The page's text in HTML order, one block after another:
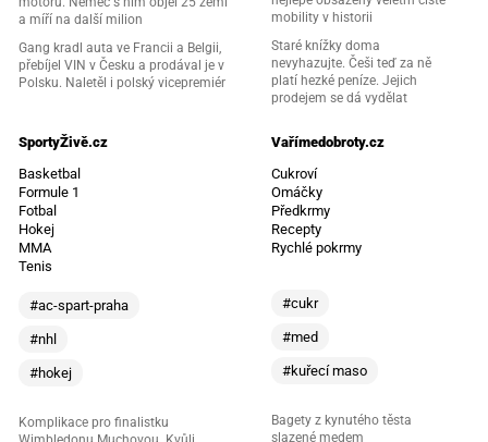
a míří na další milion
Gang kradl auta ve Francii a Belgii,
přebíjel VIN v Česku a prodával je v
Polsku. Naletěl i polský vicepremiér
mobility v historii
Staré knížky doma
nevyhazujte. Češi teď za ně
platí hezké peníze. Jejich
prodejem se dá vydělat
SportyŽivě.cz
Basketbal
Formule 1
Fotbal
Hokej
MMA
Tenis
#ac-spart-praha
#nhl
#hokej
Komplikace pro finalistku
Vařímedobroty.cz
Cukroví
Omáčky
Předkrmy
Recepty
Rychlé pokrmy
#cukr
#med
#kuřecí maso
Bagety z kynutého těsta
slazené medem